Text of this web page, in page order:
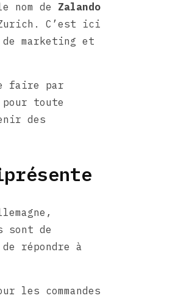
nom de Zalando
C’est ici
marketing et
faire par
toute
des
sont de
répondre à
les commandes